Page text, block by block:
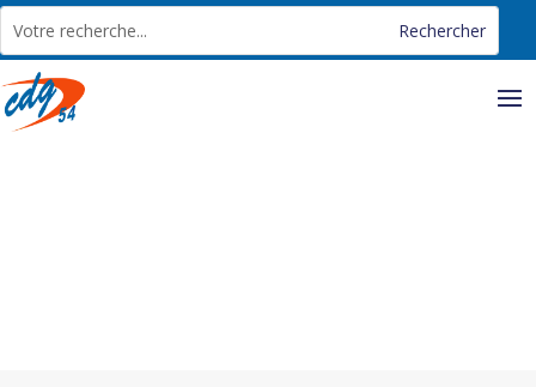
Panneau de gestion des cookies